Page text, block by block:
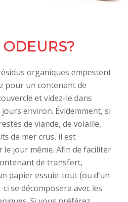
organiques empestent
pour un contenant de
et videz-le dans
environ. Évidemment, si
de viande, de volaille,
de mer crus, il est
le jour même. Afin de faciliter
de transfert,
papier essuie-tout (ou d’un
se décomposera avec les